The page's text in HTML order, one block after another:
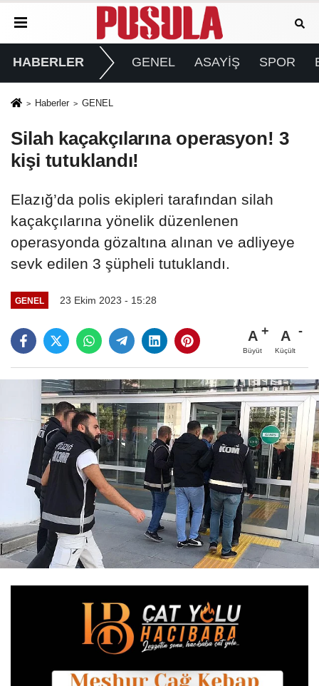
HABERLER GENEL ASAYİŞ SPOR
Haberler GENEL
Silah kaçakçılarına operasyon! 3
kişi tutuklandı!
Elazığ’da polis ekipleri tarafından silah
kaçakçılarına yönelik düzenlenen
operasyonda gözaltına alınan ve adliyeye
sevk edilen 3 şüpheli tutuklandı.
GENEL 23 Ekim 2023 - 15:28
A
Büyüt
A
Küçült